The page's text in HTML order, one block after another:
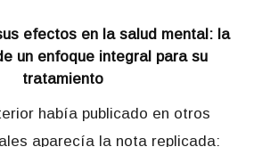
efectos en la salud mental: la
un enfoque integral para su
tratamiento
había publicado en otros
aparecía la nota replicada: